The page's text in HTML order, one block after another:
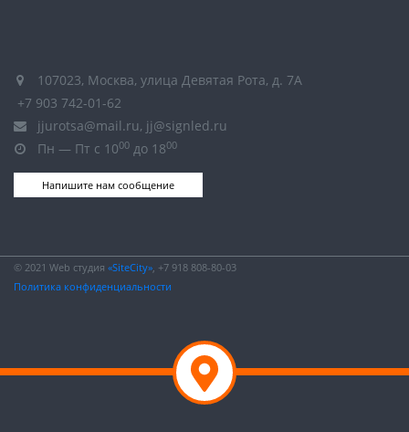
107023, Москва, улица Девятая Рота, д. 7А
+7 903 742-01-62
jjurotsa@mail.ru, jj@signled.ru
Пн — Пт с 1000 до 1800
Напишите нам сообщение
© 2021 Web студия «SiteCity», +7 918 808-80-03
Политика конфиденциальности